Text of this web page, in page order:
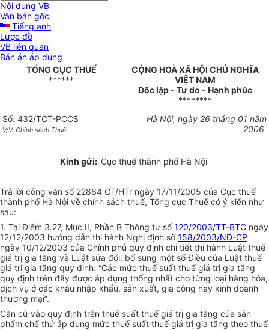
Nội dung VB
Văn bản gốc
Tiếng anh
Lược đồ
VB liên quan
Bản án áp dụng
TỔNG CỤC THUẾ
******
CỘNG HOÀ XÃ HỘI CHỦ NGHĨA
VIỆT NAM
Độc lập - Tự do - Hạnh phúc
********
Số: 432/TCT-PCCS
V/V: Chính sách Thuế
Hà Nội, ngày 26 tháng 01 năm
2006
Kính gửi: Cục thuế thành phố Hà Nội
Trả lời công văn số 22864 CT/HTr ngày 17/11/2005 của Cục thuế
thành phố Hà Nội về chính sách thuế, Tổng cục Thuế có ý kiến như
sau:
1. Tại Điểm 3.27, Mục II, Phần B Thông tư số120/2003/TT-BTC ngày
12/12/2003 hướng dẫn thi hành Nghị định số158/2003/NĐ-CP
ngày 10/12/2003 của Chính phủ quy định chi tiết thi hành Luật thuế
giá trị gia tăng và Luật sửa đổi, bổ sung một số Điều của Luật thuế
giá trị gia tăng quy định: “Các mức thuế suất thuế giá trị gia tăng
quy định trên đây được áp dụng thống nhất cho từng loại hàng hóa,
dịch vụ ở các khâu nhập khẩu, sản xuất, gia công hay kinh doanh
thương mại”.
Căn cứ vào quy định trên thuế suất thuế giá trị gia tăng của sản
phẩm chế thử áp dụng mức thuế suất thuế giá trị gia tăng theo thuế